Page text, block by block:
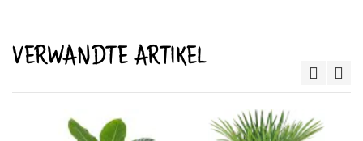
VERWANDTE ARTIKEL